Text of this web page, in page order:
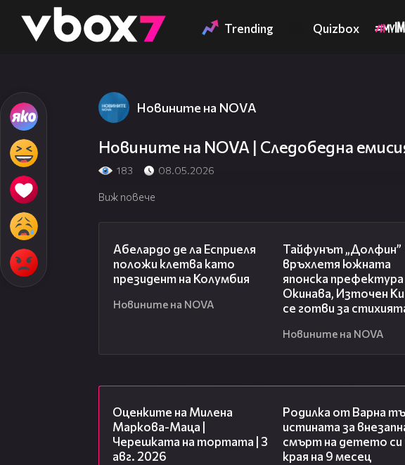
👾 Trending Quizbox
Новините на NOVA
Новините на NOVA | Следобедна
183 08.05.2026
Виж повече
Абелардо де ла Есприеля
положи клетва като
президент на Колумбия
Новините на NOVA
Тайфунът „Долфин”
връхлетя южната
японска префектура
Окинава, Източен
се готви за
Новините на NOVA
Оценките на Милена
Маркова-Маца |
Черешката на тортата | 3
авг. 2026
Родилка от Варна
истината за
смърт на детето си
края на 9 месец